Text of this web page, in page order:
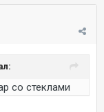
со стеклами